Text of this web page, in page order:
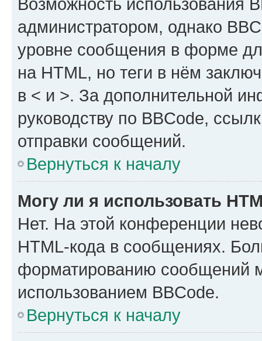
администратором, однако
уровне сообщения в форме
на HTML, но теги в нём
в < и >. За дополнительной
руководству по BBCode,
отправки сообщений.
Вернуться к началу
Могу ли я использовать
Нет. На этой конференции
HTML-кода в сообщениях.
форматированию сообщений
использованием BBCode.
Вернуться к началу